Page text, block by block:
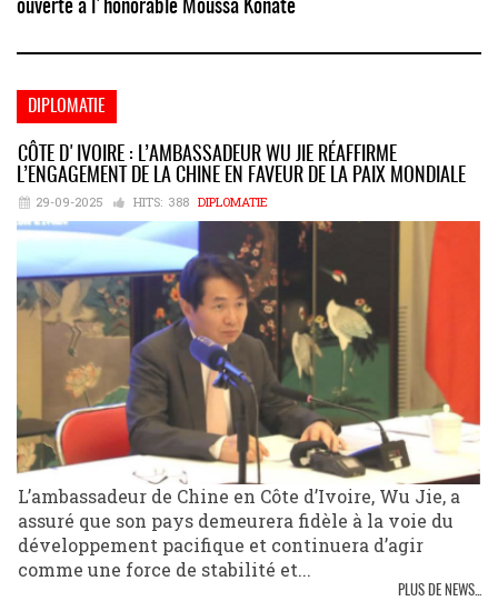
ouverte à l'honorable Moussa Konaté
DIPLOMATIE
CÔTE D'IVOIRE : L’AMBASSADEUR WU JIE RÉAFFIRME
L’ENGAGEMENT DE LA CHINE EN FAVEUR DE LA PAIX MONDIALE
29-09-2025 HITS: 388 DIPLOMATIE
L’ambassadeur de Chine en Côte d’Ivoire, Wu Jie, a
assuré que son pays demeurera fidèle à la voie du
développement pacifique et continuera d’agir
comme une force de stabilité et...
PLUS DE NEWS...